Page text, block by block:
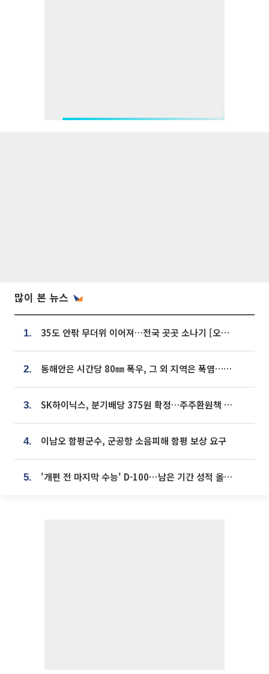
많이 본 뉴스
1. 35도 안팎 무더위 이어져…전국 곳곳 소나기 [오늘 날씨]
2. 동해안은 시간당 80㎜ 폭우, 그 외 지역은 폭염…‘극과 극 날씨’
3. SK하이닉스, 분기배당 375원 확정…주주환원책 9월로 앞당겨 발표
4. 이남오 함평군수, 군공항 소음피해 함평 보상 요구
5. '개편 전 마지막 수능' D-100⋯남은 기간 성적 올릴 전략은